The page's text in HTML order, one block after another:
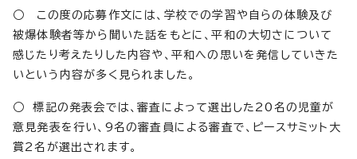
○ この度の応募作文には、学校での学習や自らの体験及び
被爆体験者等から聞いた話をもとに、平和の大切さについて
感じたり考えたりした内容や、平和への思いを発信していきた
いという内容が多く見られました。
○ 標記の発表会では、審査によって選出した20名の児童が
意見発表を行い、9名の審査員による審査で、ピースサミット大
賞2名が選出されます。